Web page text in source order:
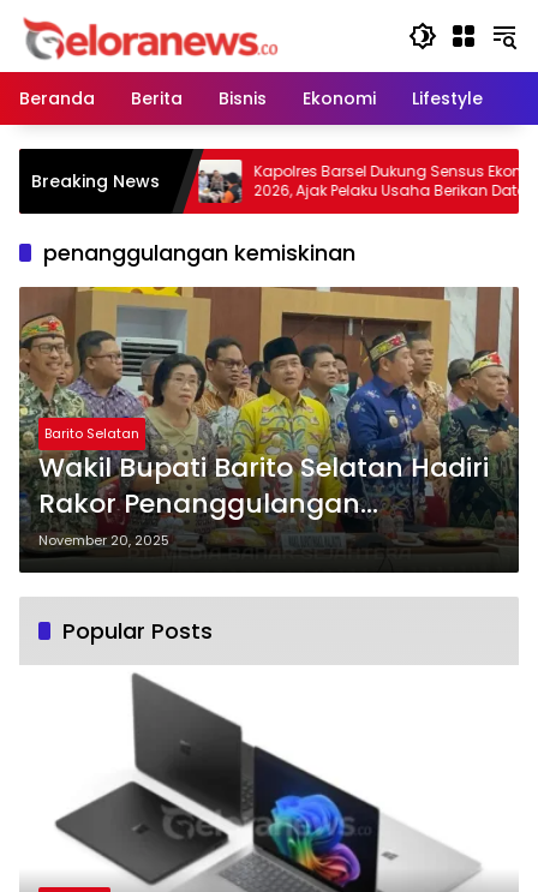
Langsung
konten
Beranda
Berita Bisnis Ekonomi Lifestyle
Breaking News
Tidak
Lahan, Wujudkan
Kabut Asap
Kapolres Barsel Dukung Sensus Ekonomi
2026, Ajak Pelaku Usaha Berikan Data
yang Jujur
penanggulangan kemiskinan
Barito Selatan
Wakil Bupati Barito Selatan Hadiri
Rakor Penanggulangan
Kemiskinan Tingkat Provinsi
Kalteng
November 20, 2025
Popular Posts